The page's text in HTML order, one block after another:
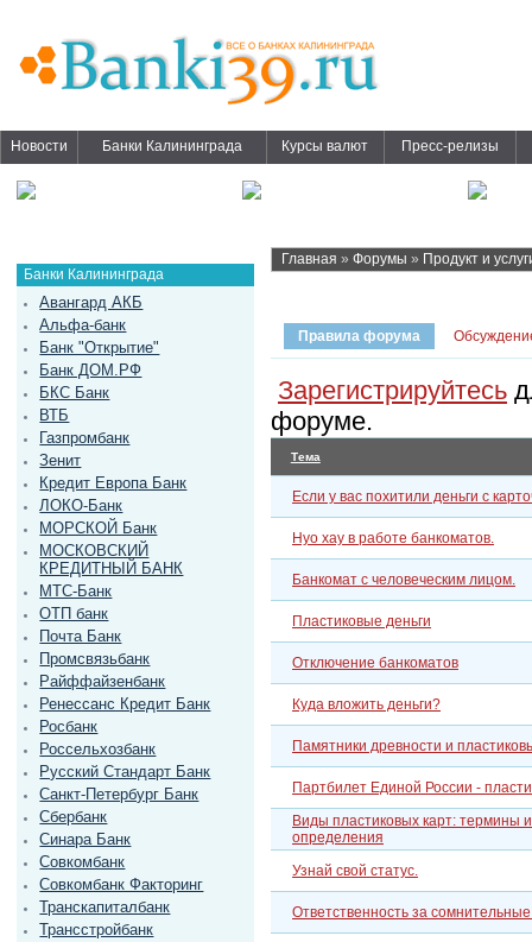
Новости Банки Калининграда Курсы валют Пресс-релизы
Банки Калининграда
Авангард АКБ
Альфа-банк
Банк "Открытие"
Банк ДОМ.РФ
БКС Банк
ВТБ
Газпромбанк
Зенит
Кредит Европа Банк
ЛОКО-Банк
МОРСКОЙ Банк
МОСКОВСКИЙ
КРЕДИТНЫЙ БАНК
МТС-Банк
ОТП банк
Почта Банк
Промсвязьбанк
Райффайзенбанк
Ренессанс Кредит Банк
Росбанк
Россельхозбанк
Русский Стандарт Банк
Санкт-Петербург Банк
Сбербанк
Синара Банк
Совкомбанк
Совкомбанк Факторинг
Транскапиталбанк
Трансстройбанк
Главная » Форумы » Продукт и
Правила форума
Зарегистрируйтесь
форуме.
Тема
Если у вас похитили деньги с
Нуо хау в работе банкоматов.
Банкомат с человеческим лицом.
Пластиковые деньги
Отключение банкоматов
Куда вложить деньги?
Памятники древности и
Партбилет Единой России -
Виды пластиковых карт: термины и
определения
Узнай свой статус.
Ответственность за